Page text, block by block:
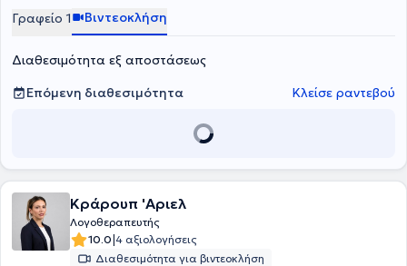
Γραφείο 1 Βιντεοκλήση
Διαθεσιμότητα εξ αποστάσεως
Επόμενη διαθεσιμότητα
Κλείσε ραντεβού
Κράρουπ 'Αριελ
Λογοθεραπευτής
10.0|4 αξιολογήσεις
Διαθεσιμότητα για βιντεοκλήση